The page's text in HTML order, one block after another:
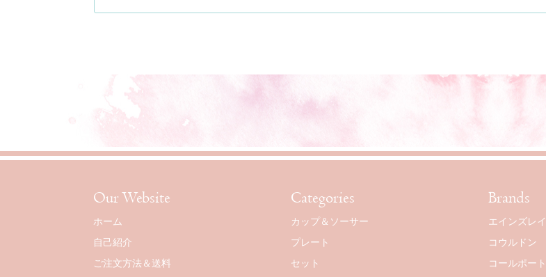
Our Website
ホーム
自己紹介
ご注文方法＆送料
Categories
カップ＆ソーサー
プレート
セット
Brands
エインズレイ
コウルドン
コールポート